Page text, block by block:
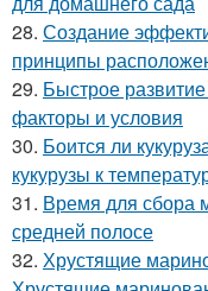
28. Создание
принципы
29. Быстрое развитие
факторы и условия
30. Боится ли
кукурузы к
31. Время для сбора
средней полосе
32. Хрустящие